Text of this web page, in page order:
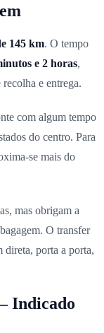
145 km. O tempo
e 2 horas,
e entrega.
com algum tempo
do centro. Para
se mais do
mas obrigam a
O transfer
direta, porta a porta,
Indicado